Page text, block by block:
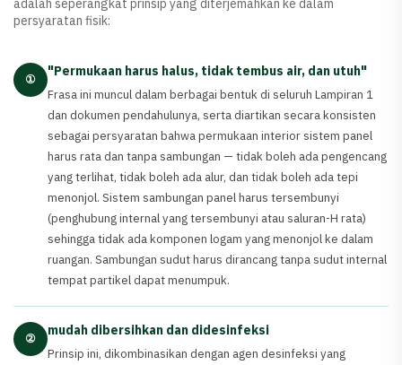
adalah seperangkat prinsip yang diterjemahkan ke dalam
persyaratan fisik:
①
"Permukaan harus halus, tidak tembus air, dan utuh"
Frasa ini muncul dalam berbagai bentuk di seluruh Lampiran 1
dan dokumen pendahulunya, serta diartikan secara konsisten
sebagai persyaratan bahwa permukaan interior sistem panel
harus rata dan tanpa sambungan — tidak boleh ada pengencang
yang terlihat, tidak boleh ada alur, dan tidak boleh ada tepi
menonjol. Sistem sambungan panel harus tersembunyi
(penghubung internal yang tersembunyi atau saluran-H rata)
sehingga tidak ada komponen logam yang menonjol ke dalam
ruangan. Sambungan sudut harus dirancang tanpa sudut internal
tempat partikel dapat menumpuk.
②
mudah dibersihkan dan didesinfeksi
Prinsip ini, dikombinasikan dengan agen desinfeksi yang